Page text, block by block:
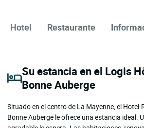
Hotel Restaurante
Su estancia en el Logis
Bonne Auberge
Situado en el centro de La Mayenne, el
Bonne Auberge le ofrece una estancia ideal.